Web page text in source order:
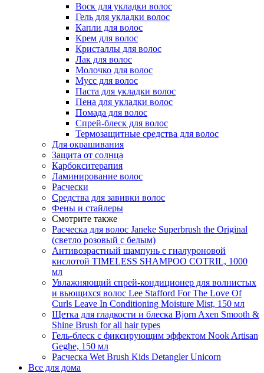
Воск для укладки волос
Гель для укладки волос
Капли для волос
Крем для волос
Кристаллы для волос
Лак для волос
Молочко для волос
Мусс для волос
Паста для укладки волос
Пена для укладки волос
Помада для волос
Спрей-блеск для волос
Термозащитные средства для волос
Для окрашивания
Защита от солнца
Карбокситерапия
Ламинирование волос
Расчески
Средства для завивки волос
Фены и стайлеры
Смотрите также
Расческа для волос Janeke Superbrush the Original
(светло розовый с белым)
Антивозрастный шампунь с гиалуроновой
кислотой TIMELESS SHAMPOO COTRIL, 1000
мл
Увлажняющий спрей-кондиционер для волнистых
и вьющихся волос Lee Stafford For The Love Of
Curls Leave In Conditioning Moisture Mist, 150 мл
Щетка для гладкости и блеска Bjorn Axen Smooth &
Shine Brush for all hair types
Гель-блеск с фиксирующим эффектом Nook Artisan
Geghe, 150 мл
Расческа Wet Brush Kids Detangler Unicorn
Все для дома